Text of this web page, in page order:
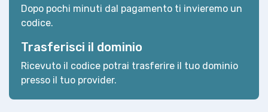
Dopo pochi minuti dal pagamento ti invieremo un
codice.
Trasferisci il dominio
Ricevuto il codice potrai trasferire il tuo dominio
presso il tuo provider.